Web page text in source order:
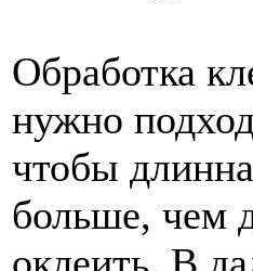
Обработка
нужно
чтобы
больше, чем
оклеить. В